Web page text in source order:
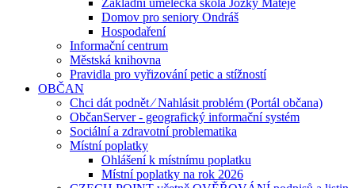
Základní umělecká škola Jožky Matěje
Domov pro seniory Ondráš
Hospodaření
Informační centrum
Městská knihovna
Pravidla pro vyřizování petic a stížností
OBČAN
Chci dát podnět ⁄ Nahlásit problém (Portál občana)
ObčanServer - geografický informační systém
Sociální a zdravotní problematika
Místní poplatky
Ohlášení k místnímu poplatku
Místní poplatky na rok 2026